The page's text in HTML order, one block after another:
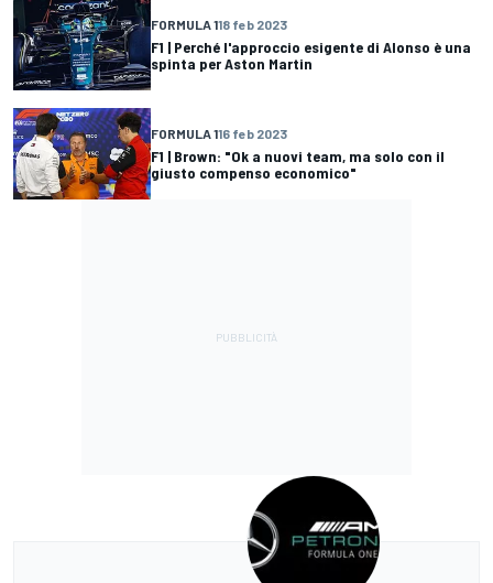
FORMULA 118 feb 2023
F1 | Perché l'approccio esigente di Alonso è una
spinta per Aston Martin
FORMULA 116 feb 2023
F1 | Brown: "Ok a nuovi team, ma solo con il
giusto compenso economico"